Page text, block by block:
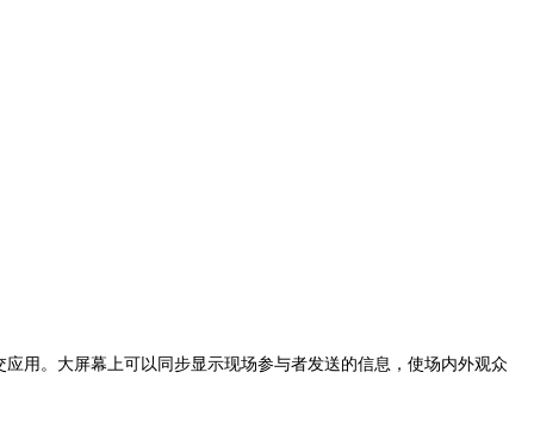
。大屏幕上可以同步显示现场参与者发送的信息，使场内外观众